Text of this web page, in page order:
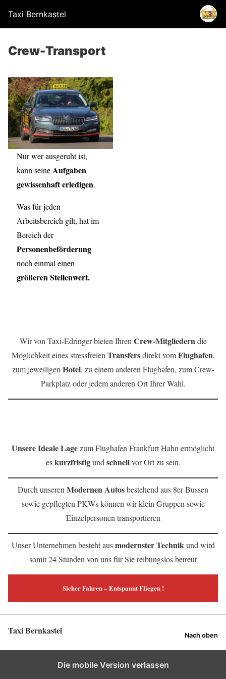
Taxi Bernkastel
Crew-Transport
Nur wer ausgeruht ist,
kann seineAufgaben
gewissenhaft erledigen.
Was für jeden
Arbeitsbereich gilt, hat im
Bereich der
Personenbeförderung
noch einmal einen
größeren Stellenwert.
Wir von Taxi-Edringer bieten IhrenCrew-Mitgliederndie
Möglichkeit eines stressfreienTransfersdirekt vomFlughafen,
zum jeweiligenHotel, zu einem anderen Flughafen, zum Crew-
Parkplatz oder jedem anderen Ort Ihrer Wahl.
Unsere Ideale Lagezum Flughafen Frankfurt Hahn ermöglicht
eskurzfristigund schnellvor Ort zu sein.
Durch unseren Modernen Autosbestehend aus 8er Bussen
sowie gepflegten PKWs können wir klein Gruppen sowie
Einzelpersonen transportieren
Unser Unternehmen besteht ausmodernster Technik und wird
somit 24 Stunden von uns für Sie reibungslos betreut
Sicher Fahren – Entspannt Fliegen !
Taxi Bernkastel Nach oben
Die mobile Version verlassen